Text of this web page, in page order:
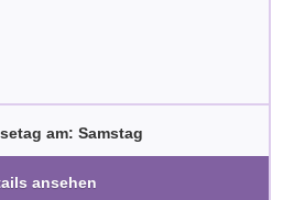
am: Samstag
ansehen